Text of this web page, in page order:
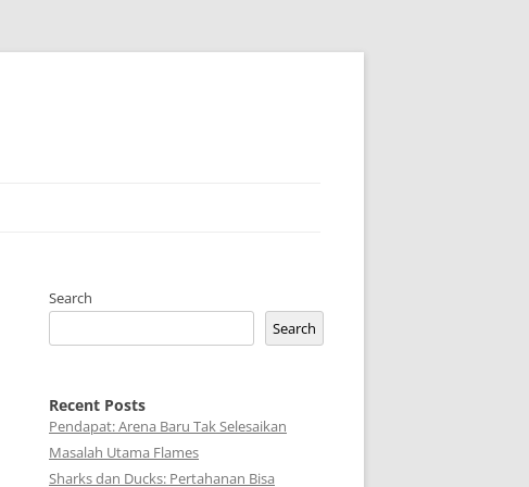
Search
Search
Recent Posts
Pendapat: Arena Baru Tak Selesaikan
Masalah Utama Flames
Sharks dan Ducks: Pertahanan Bisa